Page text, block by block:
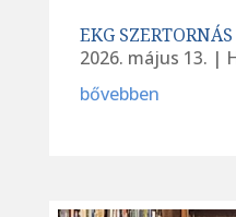
EKG
2026. május 13. |
bővebben